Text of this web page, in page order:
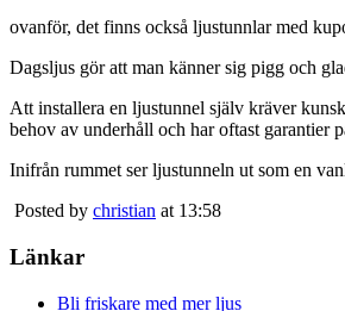
ovanför, det finns också ljustunnlar med
Dagsljus gör att man känner sig pigg och
Att installera en ljustunnel själv kräver
behov av underhåll och har oftast garantier
Inifrån rummet ser ljustunneln ut som en
Posted by christian at 13:58
Länkar
Bli friskare med mer ljus